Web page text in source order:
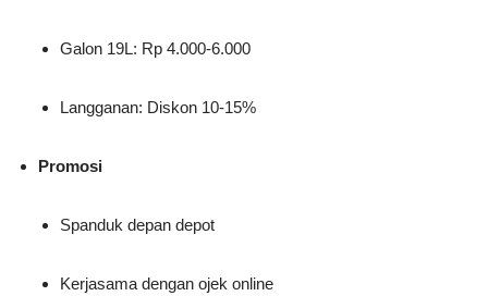
Galon 19L: Rp 4.000-6.000
Langganan: Diskon 10-15%
Promosi
Spanduk depan depot
Kerjasama dengan ojek online